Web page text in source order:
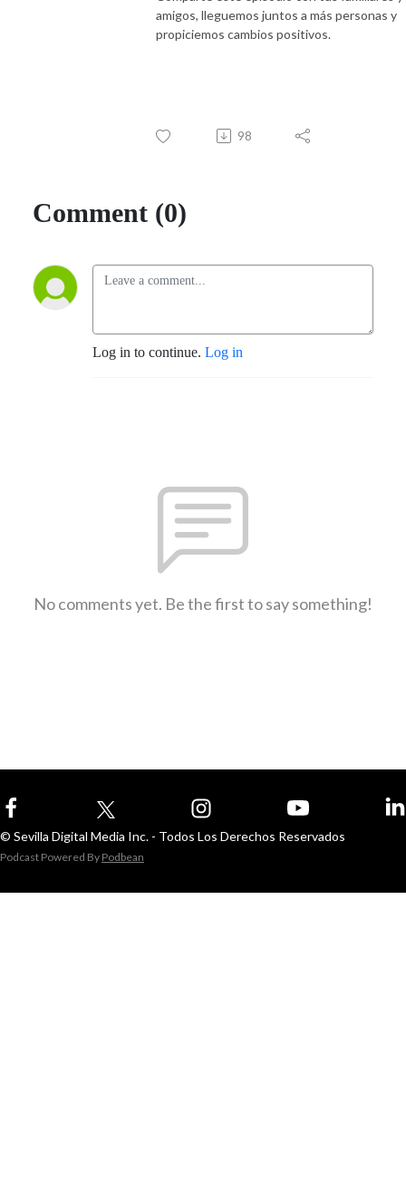
amigos, lleguemos juntos a más personas y
propiciemos cambios positivos.
98
Comment (0)
Log in to continue. Log in
No comments yet. Be the first to say something!
© Sevilla Digital Media Inc. - Todos Los Derechos Reservados
Podcast Powered By Podbean